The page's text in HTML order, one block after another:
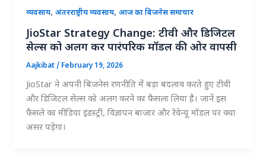
व्यवसाय,अंतरराष्ट्रीय व्यवसाय,आज का बिजनेस समाचार
JioStar Strategy Change: टीवी और डिजिटल
सेल्स को अलग कर पारंपरिक मॉडल की ओर वापसी
Aajkibat/ February 19, 2026
JioStar ने अपनी बिजनेस रणनीति में बड़ा बदलाव करते हुए टीवी
और डिजिटल सेल्स को अलग करने का फैसला लिया है। जानें इस
फैसले का मीडिया इंडस्ट्री, विज्ञापन बाजार और रेवेन्यू मॉडल पर क्या
असर पड़ेगा।